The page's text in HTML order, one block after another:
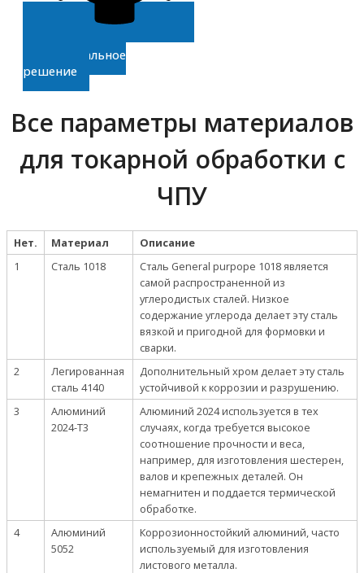
индивидуальное
решение
Все параметры материалов
для токарной обработки с
ЧПУ
Нет. Материал
Описание
1
Сталь 1018
Сталь General purpope 1018 является
самой распространенной из
углеродистых сталей. Низкое
содержание углерода делает эту сталь
вязкой и пригодной для формовки и
сварки.
2
Легированная
сталь 4140
Дополнительный хром делает эту сталь
устойчивой к коррозии и разрушению.
3
Алюминий
2024-T3
Алюминий 2024 используется в тех
случаях, когда требуется высокое
соотношение прочности и веса,
например, для изготовления шестерен,
валов и крепежных деталей. Он
немагнитен и поддается термической
обработке.
4
Алюминий
5052
Коррозионностойкий алюминий, часто
используемый для изготовления
листового металла.